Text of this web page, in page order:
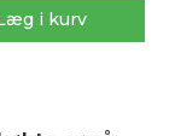
i kurv